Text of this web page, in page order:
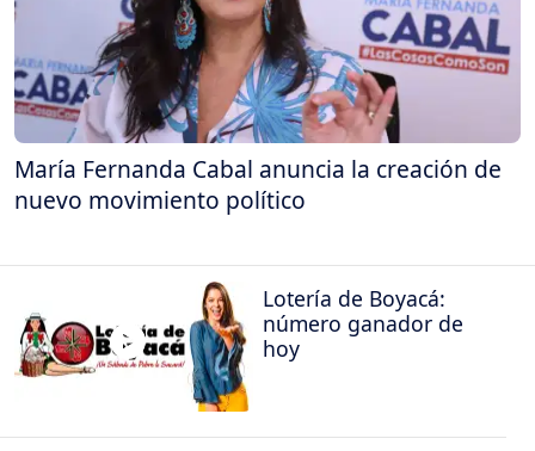
María Fernanda Cabal anuncia la creación de
nuevo movimiento político
Lotería de Boyacá:
número ganador de
hoy